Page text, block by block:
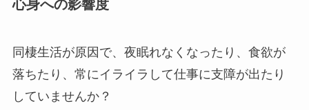
心身への影響度
同棲生活が原因で、夜眠れなくなったり、食欲が
落ちたり、常にイライラして仕事に支障が出たり
していませんか？